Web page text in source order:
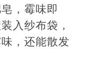
，霉味即
入纱布袋，
，还能散发